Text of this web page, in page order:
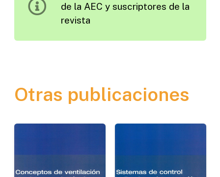
de la AEC y suscriptores de la
revista
Otras publicaciones